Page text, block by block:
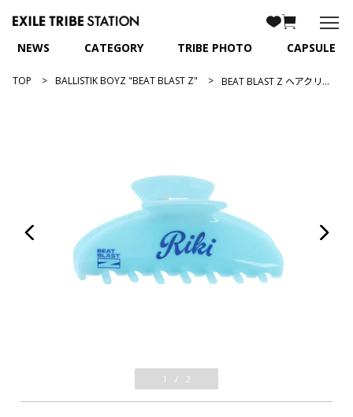
NEWS CATEGORY TRIBE PHOTO CAPSULE
TOP BALLISTIK BOYZ "BEAT BLAST Z" BEAT BLAST Z ヘアクリップ/松井利樹
1 / 2